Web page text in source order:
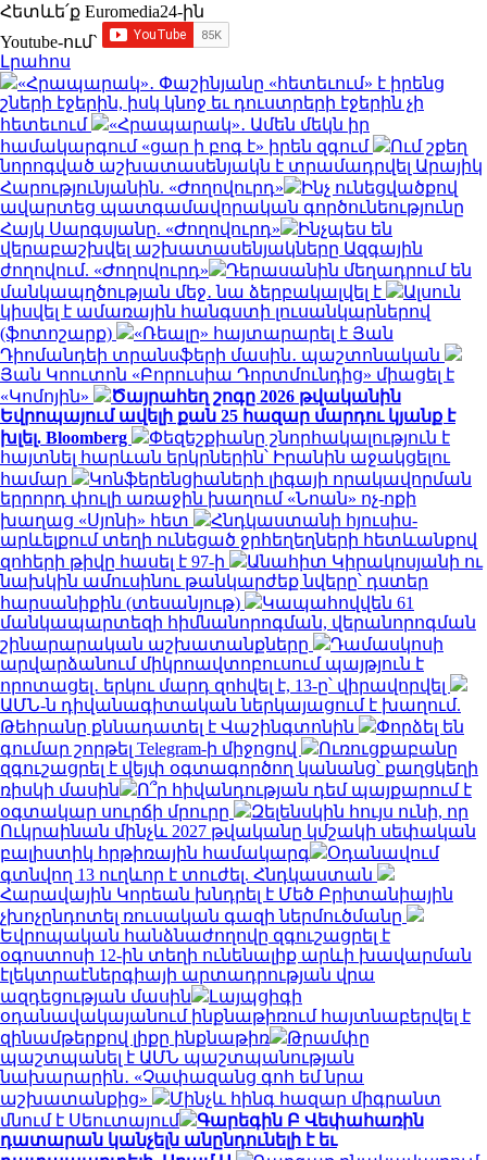
Հետևե՛ք Euromedia24-ին
Youtube-ում`
Լրահոս
«Հրապարակ»․ Փաշինյանը «հետեւում» է իրենց
շների էջերին, իսկ կնոջ եւ դուստրերի էջերին չի
հետեւում
«Հրապարակ»․ Ամեն մեկն իր
համակարգում «ցար ի բոգ է» իրեն զգում
Ում շքեղ
նորոգված աշխատասենյակն է տրամադրվել Արայիկ
Հարությունյանին. «Ժողովուրդ»
Ինչ ունեցվածքով
ավարտեց պատգամավորական գործունեությունը
Հայկ Սարգսյանը. «Ժողովուրդ»
Ինչպես են
վերաբաշխվել աշխատասենյակները Ազգային
ժողովում. «Ժողովուրդ»
Դերասանին մեղադրում են
մանկապղծության մեջ․ նա ձերբակալվել է
Ալսուն
կիսվել է ամառային հանգստի լուսանկարներով
(ֆոտոշարք)
«Ռեալը» հայտարարել է Յան
Դիոմանդեի տրանսֆերի մասին․ պաշտոնական
Յան Կոուտոն «Բորուսիա Դորտմունդից» միացել է
«Կոմոյին»
Ծայրահեղ շոգը 2026 թվականին
Եվրոպայում ավելի քան 25 հազար մարդու կյանք է
խլել. Bloomberg
Փեզեշքիանը շնորհակալություն է
հայտնել հարևան երկրներին՝ Իրանին աջակցելու
համար
Կոնֆերենցիաների լիգայի որակավորման
երրորդ փուլի առաջին խաղում «Նոան» ոչ-ոքի
խաղաց «Սյոնի» հետ
Հնդկաստանի հյուսիս-
արևելքում տեղի ունեցած ջրհեղեղների հետևանքով
զոհերի թիվը հասել է 97-ի
Անահիտ Կիրակոսյանի ու
նախկին ամուսինու թանկարժեք նվերը՝ դստեր
հարսանիքին (տեսանյութ)
Կապահովվեն 61
մանկապարտեզի հիմնանորոգման, վերանորոգման
շինարարական աշխատանքները
Դամասկոսի
արվարձանում միկրոավտոբուսում պայթյուն է
որոտացել․ երկու մարդ զոհվել է, 13-ը՝ վիրավորվել
ԱՄՆ-ն դիվանագիտական ներկայացում է խաղում.
Թեհրանը քննադատել է Վաշինգտոնին
Փորձել են
գումար շորթել Telegram-ի միջոցով
Ուռուցքաբանը
զգուշացրել է վեյփ օգտագործող կանանց՝ քաղցկեղի
ռիսկի մասին
Ո՞ր հիվանդության դեմ պայքարում է
օգտակար սուրճի մրուրը
Զելենսկին հույս ունի, որ
Ուկրաինան մինչև 2027 թվականը կմշակի սեփական
բալիստիկ հրթիռային համակարգ
Օդանավում
գտնվող 13 ուղևոր է տուժել. Հնդկաստան
Հարավային Կորեան խնդրել է Մեծ Բրիտանիային
չխոչընդոտել ռուսական գազի ներմուծմանը
Եվրոպական հանձնաժողովը զգուշացրել է
օգոստոսի 12-ին տեղի ունենալիք արևի խավարման
էլեկտրաէներգիայի արտադրության վրա
ազդեցության մասին
Լայպցիգի
օդանավակայանում ինքնաթիռում հայտնաբերվել է
զինամթերքով լիքը ինքնաթիռ
Թրամփը
պաշտպանել է ԱՄՆ պաշտպանության
նախարարին․ «Չափազանց գոհ եմ նրա
աշխատանքից»
Մինչև հինգ հազար միգրանտ
մնում է Սեուտայում
Գարեգին Բ Վեփահառին
դատարան կանչելն անընդունելի է եւ